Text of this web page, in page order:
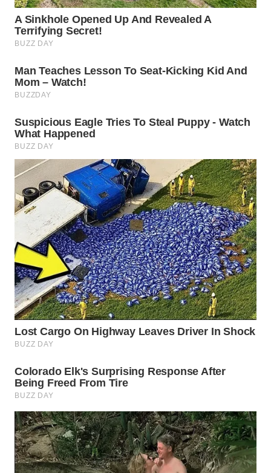
DEPOK
WN
UTARA
WN
WN
PADANG
LAWAS
WN
SUMEDANG
WN
CIANJUR
WN
KEPULAUAN
SERIBU
WN
WN
WN
CIREBON